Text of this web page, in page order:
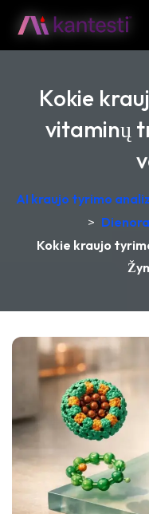
Kokie
vitaminų
AI kraujo tyrimo
>
Kokie kraujo